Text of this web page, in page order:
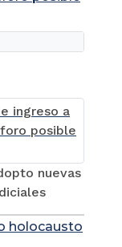
nuevas
holocausto